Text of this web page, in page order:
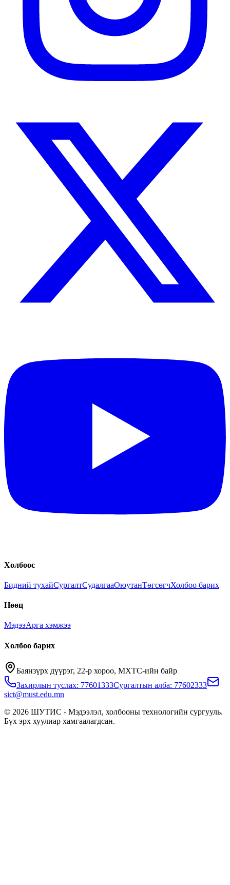
Холбоос
Бидний тухайСургалтСудалгааОюутанТөгсөгчХолбоо барих
Нөөц
МэдээАрга хэмжээ
Холбоо барих
Баянзүрх дүүрэг, 22-р хороо, МХТС-ийн байр
Захирлын туслах: 77601333Сургалтын алба: 77602333
sict@must.edu.mn
© 2026 ШУТИС - Мэдээлэл, холбооны технологийн сургууль.
Бүх эрх хуулиар хамгаалагдсан.